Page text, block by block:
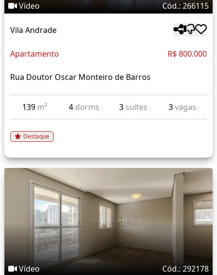
Vídeo Cód.: 266115
Vila Andrade
Apartamento R$ 800.000
Rua Doutor Oscar Monteiro de Barros
139 m² 4 dorms 3 suítes 3vagas
Destaque
Vídeo Cód.: 292178